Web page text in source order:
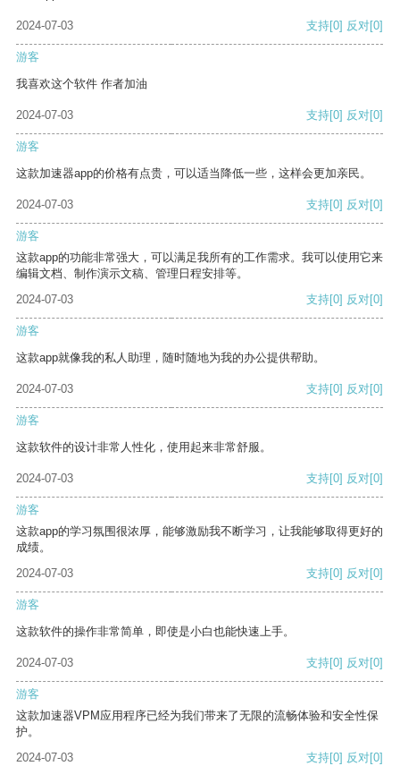
2024-07-03 支持[0] 反对[0]
游客
我喜欢这个软件 作者加油
2024-07-03 支持[0] 反对[0]
游客
这款加速器app的价格有点贵，可以适当降低一些，这样会更加亲民。
2024-07-03 支持[0] 反对[0]
游客
这款app的功能非常强大，可以满足我所有的工作需求。我可以使用它来
编辑文档、制作演示文稿、管理日程安排等。
2024-07-03
支持[0] 反对[0]
游客
这款app就像我的私人助理，随时随地为我的办公提供帮助。
2024-07-03 支持[0] 反对[0]
游客
这款软件的设计非常人性化，使用起来非常舒服。
2024-07-03 支持[0] 反对[0]
游客
这款app的学习氛围很浓厚，能够激励我不断学习，让我能够取得更好的
成绩。
2024-07-03
支持[0] 反对[0]
游客
这款软件的操作非常简单，即使是小白也能快速上手。
2024-07-03 支持[0] 反对[0]
游客
这款加速器VPM应用程序已经为我们带来了无限的流畅体验和安全性保
护。
2024-07-03
支持[0] 反对[0]